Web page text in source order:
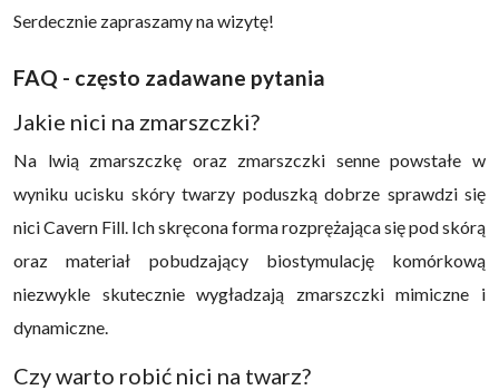
Serdecznie zapraszamy na wizytę!
FAQ - często zadawane pytania
Jakie nici na zmarszczki?
Na lwią zmarszczkę oraz zmarszczki senne powstałe w
wyniku ucisku skóry twarzy poduszką dobrze sprawdzi się
nici Cavern Fill. Ich skręcona forma rozprężająca się pod skórą
oraz materiał pobudzający biostymulację komórkową
niezwykle skutecznie wygładzają zmarszczki mimiczne i
dynamiczne.
Czy warto robić nici na twarz?